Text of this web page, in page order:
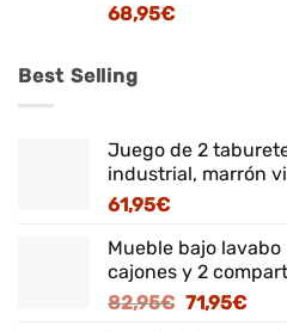
68,95€
Best Selling
Juego de 2
industrial, marrón
61,95€
Mueble bajo
cajones y 2
82,95€ El
71,95€El